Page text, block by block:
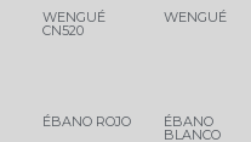
WENGUÉ
CN520
WENGUÉ
ÉBANO ROJO ÉBANO
BLANCO